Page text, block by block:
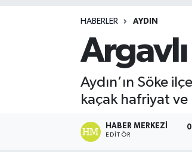
HABERLER AYDIN
Aydın’ın Söke
kaçak hafriyat
HABER MERKEZI
EDITÖR